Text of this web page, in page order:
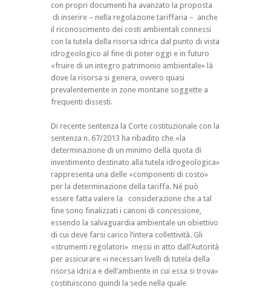
con propri documenti ha avanzato la proposta
di inserire – nella regolazione tariffaria – anche
il riconoscimento dei costi ambientali connessi
con la tutela della risorsa idrica dal punto di vista
idrogeologico al fine di poter oggi e in futuro
«fruire di un integro patrimonio ambientale» là
dove la risorsa si genera, ovvero quasi
prevalentemente in zone montane soggette a
frequenti dissesti.
Di recente sentenza la Corte costituzionale con la
sentenza n. 67/2013 ha ribadito che «la
determinazione di un minimo della quota di
investimento destinato alla tutela idrogeologica»
rappresenta una delle «componenti di costo»
per la determinazione della tariffa. Né può
essere fatta valere la considerazione che a tal
fine sono finalizzati i canoni di concessione,
essendo la salvaguardia ambientale un obiettivo
di cui deve farsi carico l’intera collettività. Gli
«strumenti regolatori» messi in atto dall’Autorità
per assicurare «i necessari livelli di tutela della
risorsa idrica e dell’ambiente in cui essa si trova»
costituiscono quindi la sede nella quale